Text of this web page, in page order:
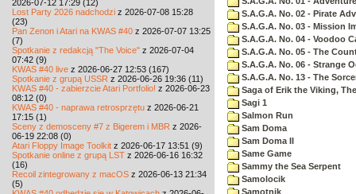
2026-07-12 17:29 (12)
Lost Party 2026 nadchodzi z 2026-07-08 15:28
(23)
Pan Zenon i Atari na KWAS #40 z 2026-07-07 13:25
(7)
Spotkanie z redakcją "The Voice" z 2026-07-04
07:42 (9)
KWAS #40 live z 2026-06-27 12:53 (167)
Spotkanie z grupą USSR z 2026-06-26 19:36 (11)
KWAS #40 - zabierzcie Atari Portfolio! z 2026-06-23
08:12 (0)
KWAS #40 - naprawa retrosprzętu z 2026-06-21
17:15 (1)
Sceny z demosceny #7 z Bigerem i MBR z 2026-
06-19 22:08 (0)
Atari Floppy Image Toolkit z 2026-06-17 13:51 (9)
Spotkanie online z grupą LST z 2026-06-16 16:32
(16)
Recoil zintegrowany z macOS z 2026-06-13 21:34
(5)
S.A.G.A. No. 02 - Pirate
S.A.G.A. No. 03 - Mission
S.A.G.A. No. 04 - Voodoo
S.A.G.A. No. 05 - The
S.A.G.A. No. 06 - Strange
S.A.G.A. No. 13 - The
Saga of Erik the Viking, The
Sagi 1
Salmon Run
Sam Doma
Sam Doma II
Same Game
Sammy the Sea Serpent
Samolocik
Samotnik